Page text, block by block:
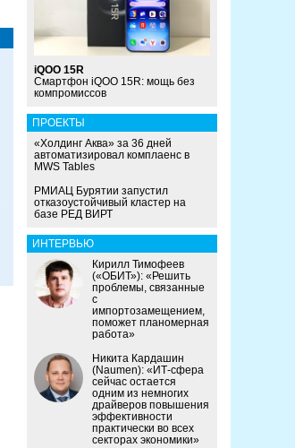
iQOO 15R
Смартфон iQOO 15R: мощь без
компромиссов
ПРОЕКТЫ
«Холдинг Аква» за 36 дней
автоматизировал комплаенс в
MWS Tables
РМИАЦ Бурятии запустил
отказоустойчивый кластер на
базе РЕД ВИРТ
ИНТЕРВЬЮ
Кирилл Тимофеев
(«ОБИТ»): «Решить
проблемы, связанные
с
импортозамещением,
поможет планомерная
работа»
Никита Кардашин
(Naumen): «ИТ-сфера
сейчас остается
одним из немногих
драйверов повышения
эффективности
практически во всех
секторах экономики»